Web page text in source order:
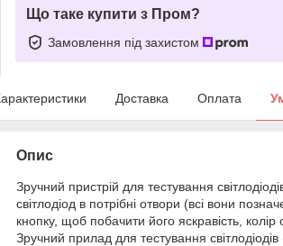
Що таке купити з Пром?
Замовлення під захистом
Доставка Оплата
Опис
Зручний пристрій для тестування
світлодіод в потрібні отвори (всі вони
кнопку, щоб побачити його яскравість, колір
Зручний прилад для тестування